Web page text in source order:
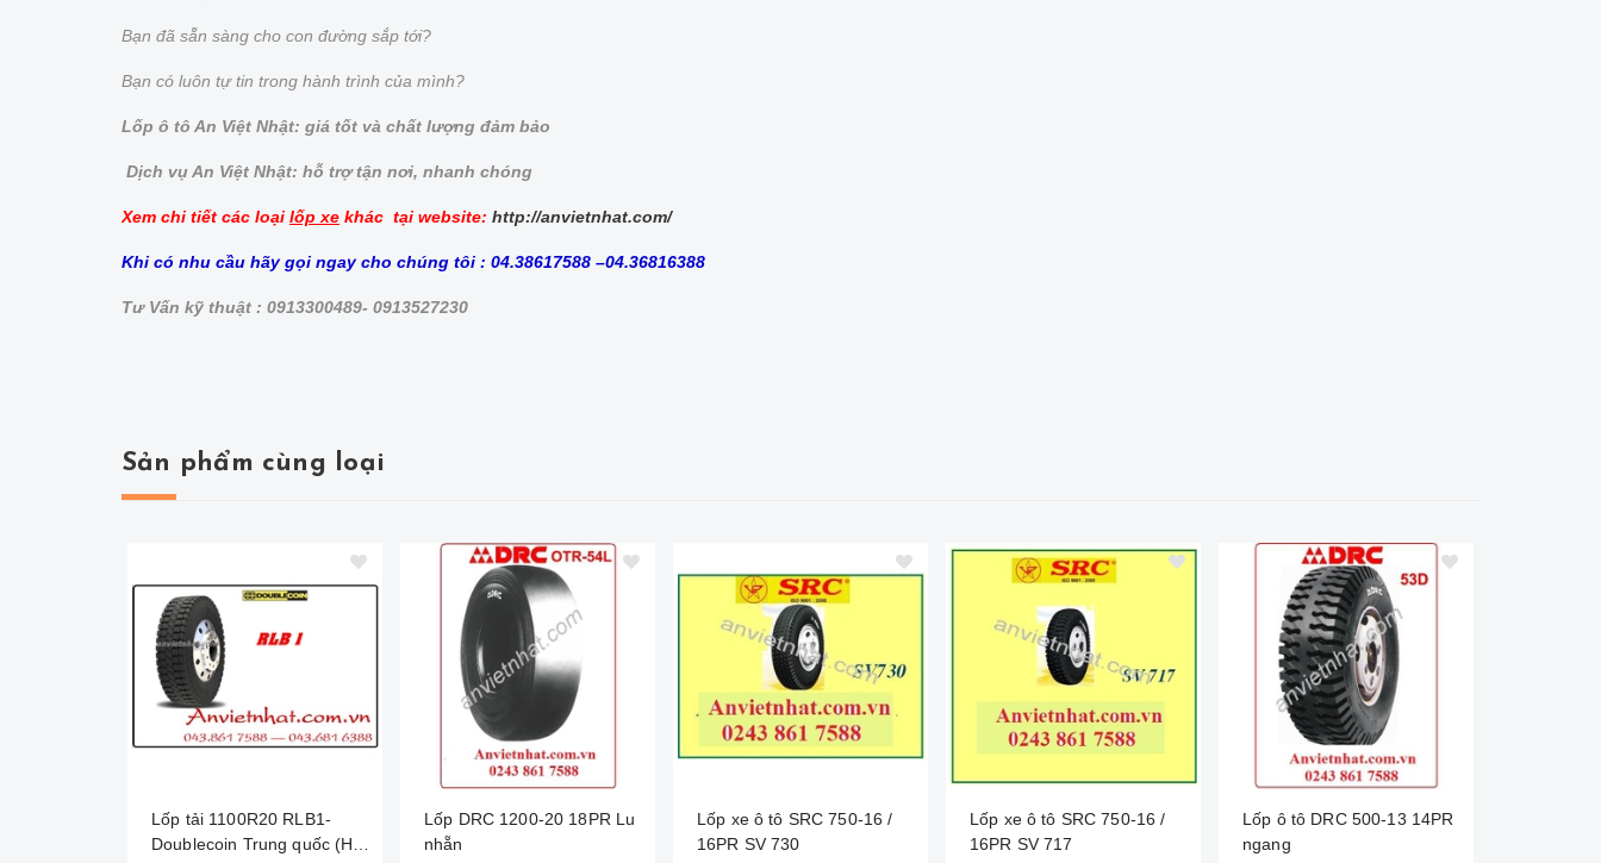
Bạn đã sẵn sàng cho con đường sắp tới?
Bạn có luôn tự tin trong hành trình của mình?
Lốp ô tô An Việt Nhật: giá tốt và chất lượng đảm bảo
Dịch vụ An Việt Nhật: hỗ trợ tận nơi, nhanh chóng
Xem chi tiết các loại lốp xe khác tại website: http://anvietnhat.com/
Khi có nhu cầu hãy gọi ngay cho chúng tôi : 04.38617588 –04.36816388
Tư Vấn kỹ thuật : 0913300489- 0913527230
Sản phẩm cùng loại
Lốp tải 1100R20 RLB1-
Doublecoin Trung quốc (Hai
Lốp DRC 1200-20 18PR Lu
nhẵn
Lốp xe ô tô SRC 750-16 /
16PR SV 730
Lốp xe ô tô SRC 750-16 /
16PR SV 717
Lốp ô tô DRC 500-13 14PR
ngang